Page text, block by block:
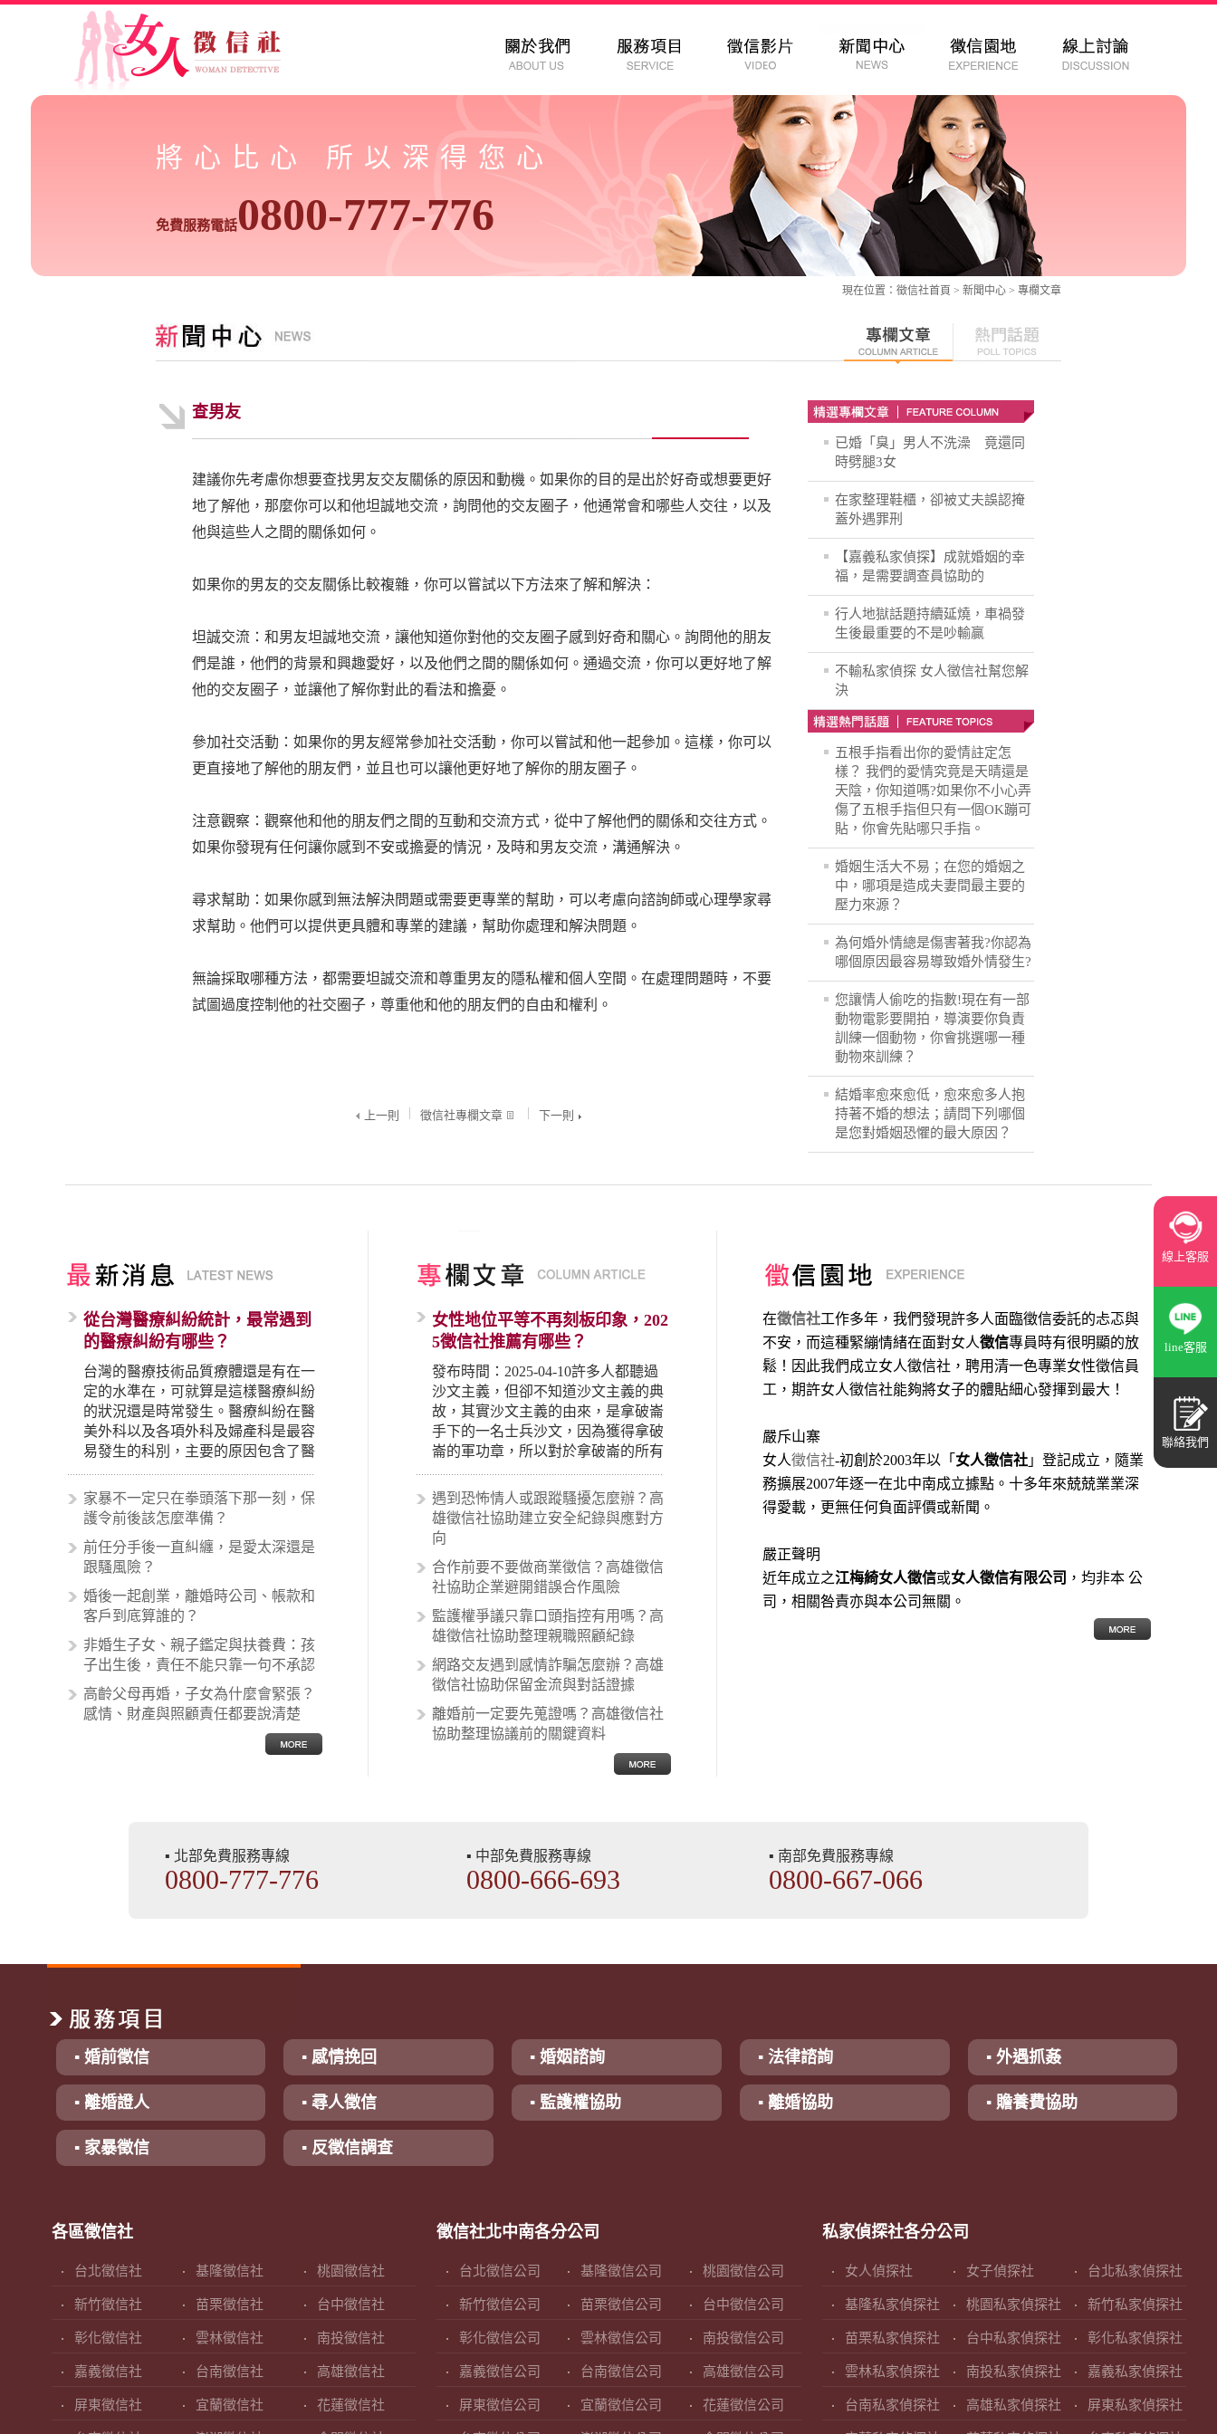
將心比心 所以深得您心
免費服務電話0800-777-776
線上客服
line客服
聯絡我們
現在位置： 徵信社首頁 > 新聞中心 > 專欄文章
查男友
建議你先考慮你想要查找男友交友關係的原因和動機。如果你的目的是出於好奇或想要更好
地了解他，那麼你可以和他坦誠地交流，詢問他的交友圈子，他通常會和哪些人交往，以及
他與這些人之間的關係如何。
如果你的男友的交友關係比較複雜，你可以嘗試以下方法來了解和解決：
坦誠交流：和男友坦誠地交流，讓他知道你對他的交友圈子感到好奇和關心。詢問他的朋友
們是誰，他們的背景和興趣愛好，以及他們之間的關係如何。通過交流，你可以更好地了解
他的交友圈子，並讓他了解你對此的看法和擔憂。
參加社交活動：如果你的男友經常參加社交活動，你可以嘗試和他一起參加。這樣，你可以
更直接地了解他的朋友們，並且也可以讓他更好地了解你的朋友圈子。
注意觀察：觀察他和他的朋友們之間的互動和交流方式，從中了解他們的關係和交往方式。
如果你發現有任何讓你感到不安或擔憂的情況，及時和男友交流，溝通解決。
尋求幫助：如果你感到無法解決問題或需要更專業的幫助，可以考慮向諮詢師或心理學家尋
求幫助。他們可以提供更具體和專業的建議，幫助你處理和解決問題。
無論採取哪種方法，都需要坦誠交流和尊重男友的隱私權和個人空間。在處理問題時，不要
試圖過度控制他的社交圈子，尊重他和他的朋友們的自由和權利。
上一則 徵信社專欄文章 下一則
已婚「臭」男人不洗澡 竟還同
時劈腿3女
在家整理鞋櫃，卻被丈夫誤認掩
蓋外遇罪刑
【嘉義私家偵探】成就婚姻的幸
福，是需要調查員協助的
行人地獄話題持續延燒，車禍發
生後最重要的不是吵輸贏
不輸私家偵探 女人徵信社幫您解
決
五根手指看出你的愛情註定怎
樣？ 我們的愛情究竟是天晴還是
天陰，你知道嗎?如果你不小心弄
傷了五根手指但只有一個OK蹦可
貼，你會先貼哪只手指。
婚姻生活大不易；在您的婚姻之
中，哪項是造成夫妻間最主要的
壓力來源？
為何婚外情總是傷害著我?你認為
哪個原因最容易導致婚外情發生?
您讓情人偷吃的指數!現在有一部
動物電影要開拍，導演要你負責
訓練一個動物，你會挑選哪一種
動物來訓練？
結婚率愈來愈低，愈來愈多人抱
持著不婚的想法；請問下列哪個
是您對婚姻恐懼的最大原因？
從台灣醫療糾紛統計，最常遇到
的醫療糾紛有哪些？
台灣的醫療技術品質療體還是有在一
定的水準在，可就算是這樣醫療糾紛
的狀況還是時常發生。醫療糾紛在醫
美外科以及各項外科及婦產科是最容
易發生的科別，主要的原因包含了醫
生未盡告知義務、醫療處置疏失、手
術疏失、術後照顧失當、醫療費用的
收取。雖然醫學進步，但醫生與病患
案例中最後都走向訴訟流程，我們如
果不幸遇到相關醫療糾紛時究竟該怎
麼處理呢？醫療糾紛相關的內容其實
非常多，有些案例…
家暴不一定只在拳頭落下那一刻，保
護令前後該怎麼準備？
前任分手後一直糾纏，是愛太深還是
跟騷風險？
婚後一起創業，離婚時公司、帳款和
客戶到底算誰的？
非婚生子女、親子鑑定與扶養費：孩
子出生後，責任不能只靠一句不承認
高齡父母再婚，子女為什麼會緊張？
感情、財產與照顧責任都要說清楚
女性地位平等不再刻板印象，202
5徵信社推薦有哪些？
發布時間：2025-04-10許多人都聽過
沙文主義，但卻不知道沙文主義的典
故，其實沙文主義的由來，是拿破崙
手下的一名士兵沙文，因為獲得拿破
崙的軍功章，所以對於拿破崙的所有
事蹟和政策產生狂熱崇拜，形成偏執
的狀況，所以沙文主義後來就被拿來
暗指偏見和歧視，而且有沙文主義傾
向的人，通常對於自己的國家和民族
國家的人，所以沙文主義也廣泛應用
在種族歧視的說法，甚至還出現了男
性沙文…
遇到恐怖情人或跟蹤騷擾怎麼辦？高
雄徵信社協助建立安全紀錄與應對方
向
合作前要不要做商業徵信？高雄徵信
社協助企業避開錯誤合作風險
監護權爭議只靠口頭指控有用嗎？高
雄徵信社協助整理親職照顧紀錄
網路交友遇到感情詐騙怎麼辦？高雄
徵信社協助保留金流與對話證據
離婚前一定要先蒐證嗎？高雄徵信社
協助整理協議前的關鍵資料
在徵信社工作多年，我們發現許多人面臨徵信委託的忐忑與
不安，而這種緊繃情緒在面對女人徵信專員時有很明顯的放
鬆！因此我們成立女人徵信社，聘用清一色專業女性徵信員
工，期許女人徵信社能夠將女子的體貼細心發揮到最大 ！
嚴斥山寨
女人徵信社-初創於2003年以「 女人徵信社 」登記成立，隨業
務擴展2007年逐一在北中南成立據點。十多年來兢兢業業深
得愛載，更無任何負面評價或新聞。
嚴正聲明
近年成立之江梅綺女人徵信或女人徵信有限公司 ，均非本 公
司，相關咎責亦與本公司無關。
▪ 北部免費服務專線
0800-777-776
▪ 中部免費服務專線
0800-666-693
▪ 南部免費服務專線
0800-667-066
▪ 婚前徵信 ▪ 感情挽回 ▪ 婚姻諮詢 ▪ 法律諮詢 ▪ 外遇抓姦
▪ 離婚證人 ▪ 尋人徵信 ▪ 監護權協助 ▪ 離婚協助 ▪ 贍養費協助
▪ 家暴徵信 ▪ 反徵信調查
各區徵信社
台北徵信社 基隆徵信社 桃園徵信社
新竹徵信社 苗栗徵信社 台中徵信社
彰化徵信社 雲林徵信社 南投徵信社
嘉義徵信社 台南徵信社 高雄徵信社
屏東徵信社 宜蘭徵信社 花蓮徵信社
徵信社北中南各分公司
台北徵信公司 基隆徵信公司 桃園徵信公司
新竹徵信公司 苗栗徵信公司 台中徵信公司
彰化徵信公司 雲林徵信公司 南投徵信公司
嘉義徵信公司 台南徵信公司 高雄徵信公司
屏東徵信公司 宜蘭徵信公司 花蓮徵信公司
私家偵探社各分公司
女人偵探社 女子偵探社 台北私家偵探社
基隆私家偵探社 桃園私家偵探社 新竹私家偵探社
苗栗私家偵探社 台中私家偵探社 彰化私家偵探社
雲林私家偵探社 南投私家偵探社 嘉義私家偵探社
台南私家偵探社 高雄私家偵探社 屏東私家偵探社